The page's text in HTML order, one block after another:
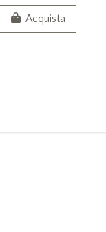
Acquista